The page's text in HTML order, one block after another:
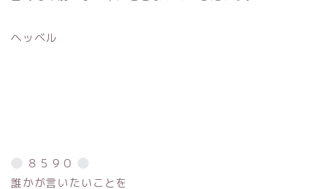
ヘッベル
８５９０
誰かが言いたいことを